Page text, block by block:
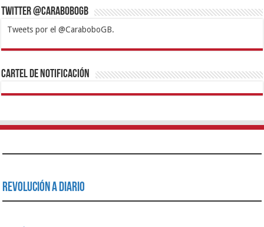
Twitter @CaraboboGB
Tweets por el @CaraboboGB.
1xbetBetturkeyBetistKralbetSupertotobetTipobetMatadorbetMariobet
https://mvbcasino.com/
Cartel de Notificación
Revolución a Diario